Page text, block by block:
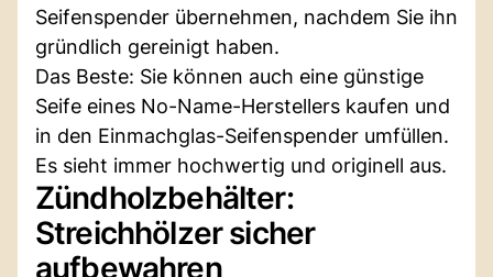
Seifenspender übernehmen, nachdem Sie ihn
gründlich gereinigt haben.
Das Beste: Sie können auch eine günstige
Seife eines No-Name-Herstellers kaufen und
in den Einmachglas-Seifenspender umfüllen.
Es sieht immer hochwertig und originell aus.
Zündholzbehälter:
Streichhölzer sicher
aufbewahren